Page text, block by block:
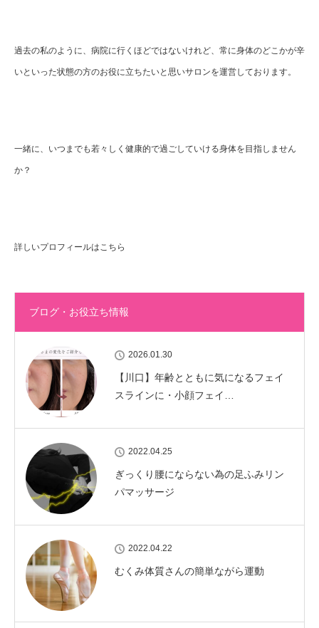
過去の私のように、病院に行くほどではないけれど、常に身体のどこかが辛
いといった状態の方のお役に立ちたいと思いサロンを運営しております。
一緒に、いつまでも若々しく健康的で過ごしていける身体を目指しません
か？
詳しいプロフィールはこちら
ブログ・お役立ち情報
2026.01.30
【川口】年齢とともに気になるフェイ
スラインに・小顔フェイ…
2022.04.25
ぎっくり腰にならない為の足ふみリン
パマッサージ
2022.04.22
むくみ体質さんの簡単ながら運動